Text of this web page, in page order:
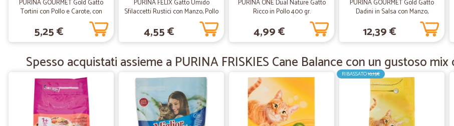
l'acqua frizzante "Vaia". Il top però
—Ottavio B.
Economico, veloce ed
Economico, veloce ed affidabile.
Servizio eccellente sotto
PURINA GOURMET Gold Gatto
Tortini con Pollo e Carote, con
Manzo e Pomodori lattina 4x85 gr.
5,25 €
PURINA FELIX Gatto Umido
Sfilaccetti Rustici con Manzo, Pollo
Multipack Busta 4x80 gr.
4,55 €
PURINA ONE Dual Nature Gatto
Ricco in Pollo 400 gr.
4,99 €
PURINA GOURMET Gold Gatto
Dadini in Salsa con Manzo,
Salmone, Anatra, Pollo Lattina
12x85 gr.
12,39 €
Spesso acquistati assieme a PURINA FRISKIES Cane Balance con un gustoso
RIBASSATO10,15€